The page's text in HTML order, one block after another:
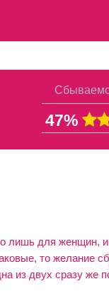
47%
лишь для женщин,
то желание
из двух сразу же